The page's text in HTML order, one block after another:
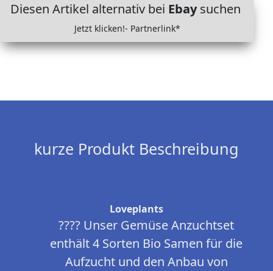
Diesen Artikel alternativ bei Ebaysuchen
Jetzt klicken!- Partnerlink*
kurze Produkt Beschreibung
Loveplants
???? Unser Gemüse Anzuchtset
enthält 4 Sorten Bio Samen für die
Aufzucht und den Anbau von